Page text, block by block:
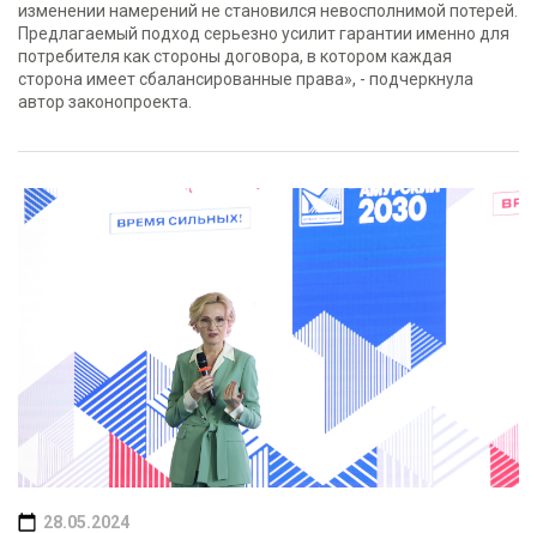
изменении намерений не становился невосполнимой потерей.
Предлагаемый подход серьезно усилит гарантии именно для
потребителя как стороны договора, в котором каждая
сторона имеет сбалансированные права», - подчеркнула
автор законопроекта.
28.05.2024